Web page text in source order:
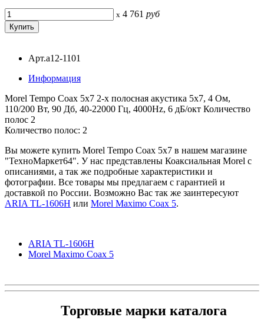
x 4 761 руб
Арт.a12-1101
Информация
Morel Tempo Coax 5х7 2-х полосная акустика 5х7, 4 Ом,
110/200 Вт, 90 Дб, 40-22000 Гц, 4000Hz, 6 дБ/окт Количество
полос 2
Количество полос: 2
Вы можете купить Morel Tempo Coax 5х7 в нашем магазине
"ТехноМаркет64". У нас представлены Коаксиальная Morel с
описаниями, а так же подробные характеристики и
фотографии. Все товары мы предлагаем с гарантией и
доставкой по России. Возможно Вас так же заинтересуют
ARIA TL-1606H или Morel Maximo Coax 5.
ARIA TL-1606H
Morel Maximo Coax 5
Торговые марки каталога